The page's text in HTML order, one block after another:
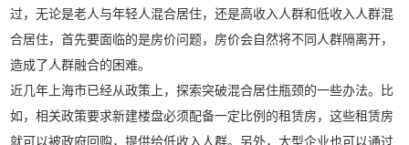
过，无论是老人与年轻人混合居住，还是高收入人群和低收入人群混
合居住，首先要面临的是房价问题，房价会自然将不同人群隔离开，
造成了人群融合的困难。
近几年上海市已经从政策上，探索突破混合居住瓶颈的一些办法。比
如，相关政策要求新建楼盘必须配备一定比例的租赁房，这些租赁房
就可以被政府回购，提供给低收入人群。另外，大型企业也可以通过